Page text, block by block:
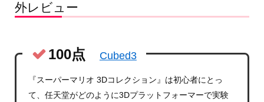
外レビュー
100点 Cubed3
『スーパーマリオ 3Dコレクション』は初心者にとっ
て、任天堂がどのように3Dプラットフォーマーで実験